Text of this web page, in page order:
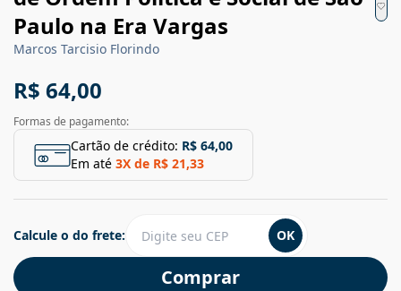
Paulo na Era Vargas
Marcos Tarcisio Florindo
R$ 64,00
Formas de pagamento:
Cartão de crédito: R$ 64,00
Em até 3X de R$ 21,33
Comprar
Calcule o do frete: OK